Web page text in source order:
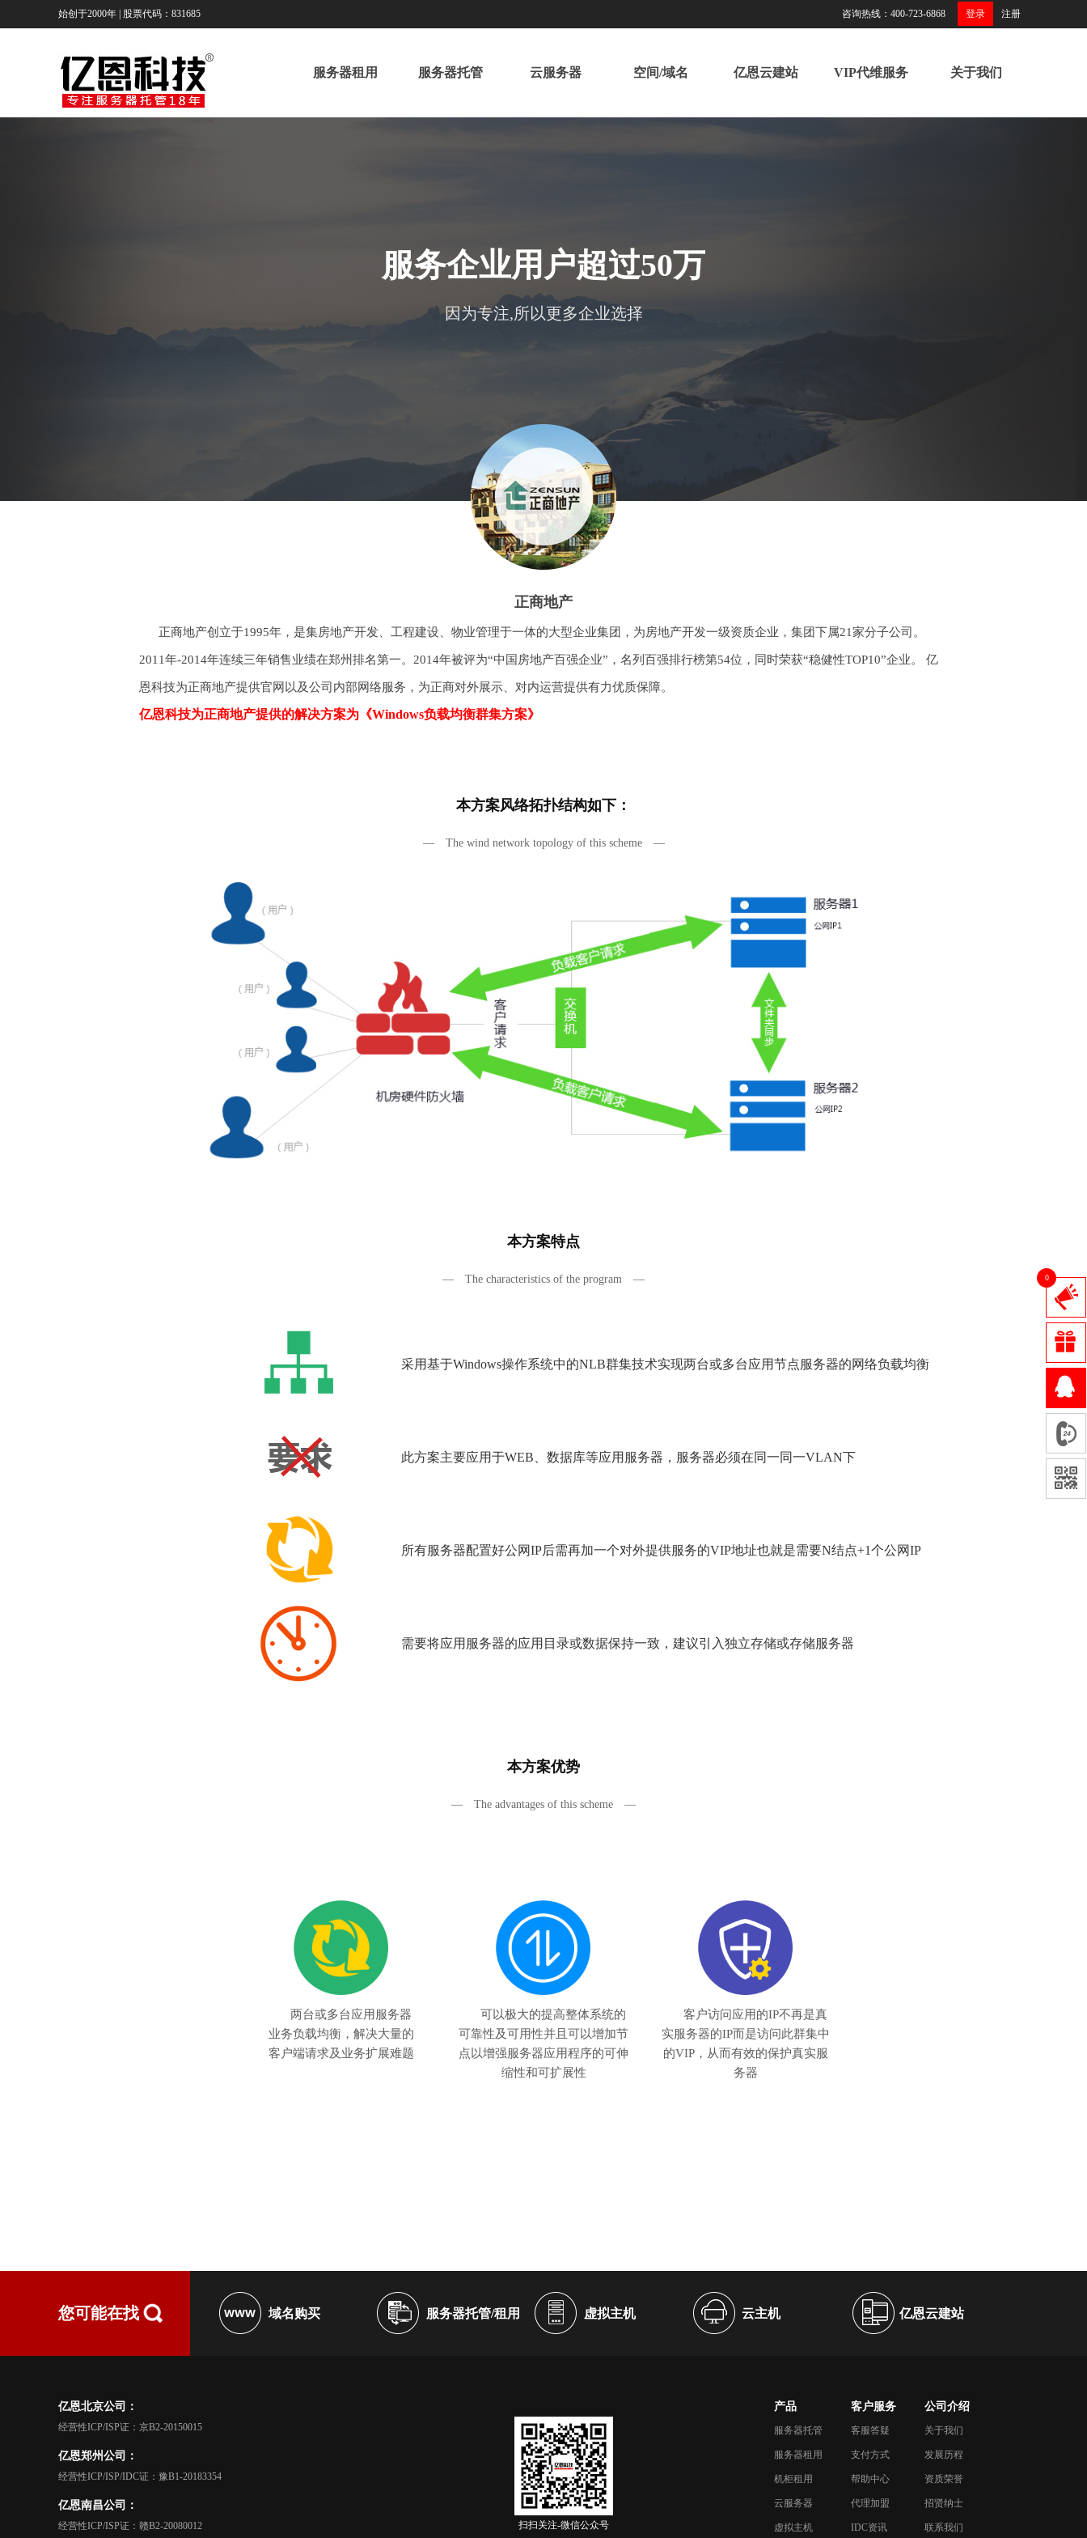
始创于2000年 | 股票代码：831685 咨询热线：400-723-6868 登录 注册
服务器租用 服务器托管 云服务器 空间/域名 亿恩云建站 VIP代维服务 关于我们
服务企业用户超过50万
因为专注,所以更多企业选择
正商地产
正商地产创立于1995年，是集房地产开发、工程建设、物业管理于一体的大型企业集团，为房地产开发一级资质企业，集团下属21家分子公司。
2011年-2014年连续三年销售业绩在郑州排名第一。2014年被评为“中国房地产百强企业”，名列百强排行榜第54位，同时荣获“稳健性TOP10”企业。 亿
恩科技为正商地产提供官网以及公司内部网络服务，为正商对外展示、对内运营提供有力优质保障。
亿恩科技为正商地产提供的解决方案为 《Windows负载均衡群集方案》
本方案风络拓扑结构如下：
— The wind network topology of this scheme —
本方案特点
— The characteristics of the program —
采用基于Windows操作系统中的NLB群集技术实现两台或多台应用节点服务器的网络负载均衡
此方案主要应用于WEB、数据库等应用服务器，服务器必须在同一同一VLAN下
所有服务器配置好公网IP后需再加一个对外提供服务的VIP地址也就是需要N结点+1个公网IP
需要将应用服务器的应用目录或数据保持一致，建议引入独立存储或存储服务器
本方案优势
— The advantages of this scheme —
两台或多台应用服务器
业务负载均衡，解决大量的
客户端请求及业务扩展难题
可以极大的提高整体系统的
可靠性及可用性并且可以增加节
点以增强服务器应用程序的可伸
缩性和可扩展性
客户访问应用的IP不再是真
实服务器的IP而是访问此群集中
的VIP，从而有效的保护真实服
务器
您可能在找 域名购买 服务器托管/租用 虚拟主机 云主机 亿恩云建站
亿恩北京公司：
经营性ICP/ISP证：京B2-20150015
亿恩郑州公司：
经营性ICP/ISP/IDC证：豫B1-20183354
亿恩南昌公司：
经营性ICP/ISP证：赣B2-20080012 扫扫关注-微信公众号
产品
服务器托管
服务器租用
机柜租用
云服务器
虚拟主机
客户服务
客服答疑
支付方式
帮助中心
代理加盟
IDC资讯
公司介绍
关于我们
发展历程
资质荣誉
招贤纳士
联系我们
0